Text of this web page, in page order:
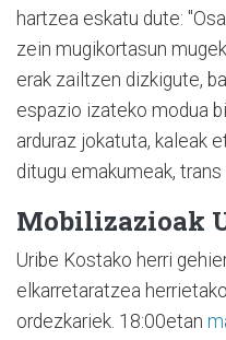
hartzea eskatu dute:
zein mugikortasun
erak zailtzen dizkigute,
espazio izateko modua
arduraz jokatuta, kaleak
ditugu emakumeak, trans
Mobilizazioak
Uribe Kostako herri
elkarretaratzea
ordezkariek. 18:00etan